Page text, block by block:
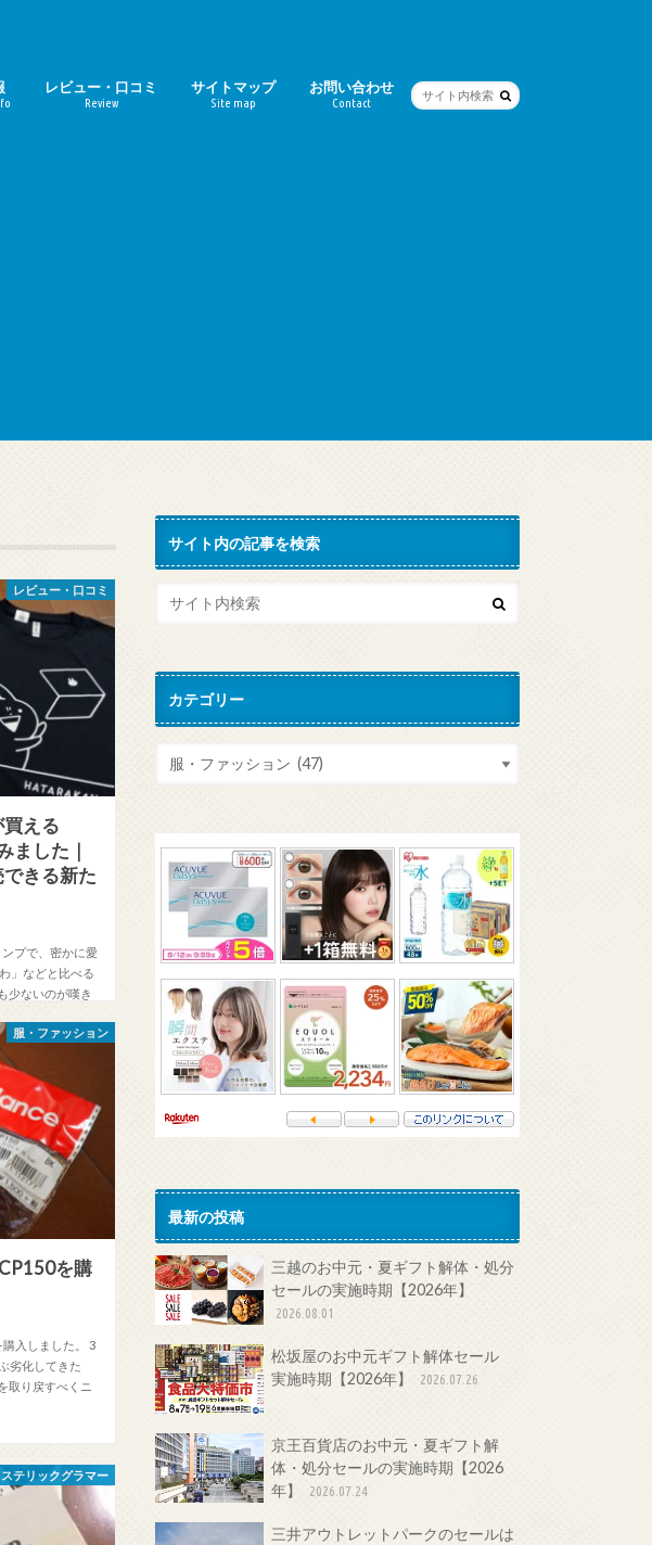
レビュー・口コミ
Review
サイトマップ
Site map
お問い合わせ
Contact
レビュー・口コミ
買える
ました｜
きる新た
プで、密かに愛
」などと比べる
少ないのが嘆き
服・ファッション
を購
入しました。 3
劣化してきた
取り戻すべくニ
ステリックグラマー
サイト内の記事を検索
カテゴリー
最新の投稿
三越のお中元・夏ギフト解体・処分
セールの実施時期【2026年】
2026.08.01
松坂屋のお中元ギフト解体セール
実施時期【2026年】
2026.07.26
京王百貨店のお中元・夏ギフト解
体・処分セールの実施時期【2026
年】
2026.07.24
三井アウトレットパークのセールは